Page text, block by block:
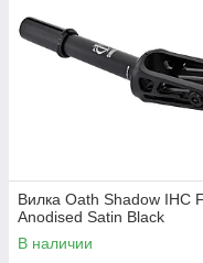
Вилка Oath Shadow IHC
Anodised Satin Black
В наличии